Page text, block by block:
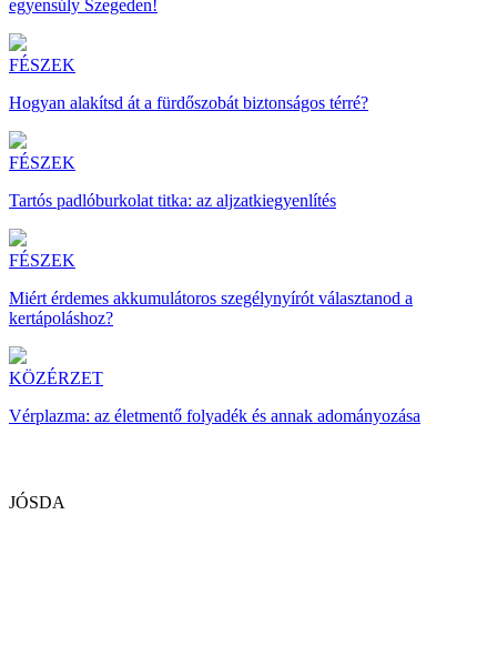
egyensúly Szegeden!
FÉSZEK
Hogyan alakítsd át a fürdőszobát biztonságos térré?
FÉSZEK
Tartós padlóburkolat titka: az aljzatkiegyenlítés
FÉSZEK
Miért érdemes akkumulátoros szegélynyírót választanod a
kertápoláshoz?
KÖZÉRZET
Vérplazma: az életmentő folyadék és annak adományozása
JÓSDA